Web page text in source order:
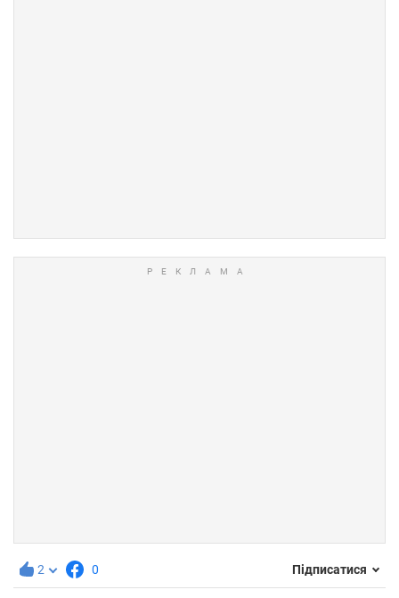
2 0 Підписатися